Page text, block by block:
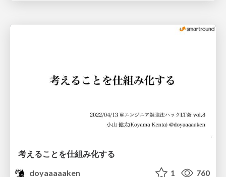
考えることを仕組み化する
doyaaaaaken
1 760